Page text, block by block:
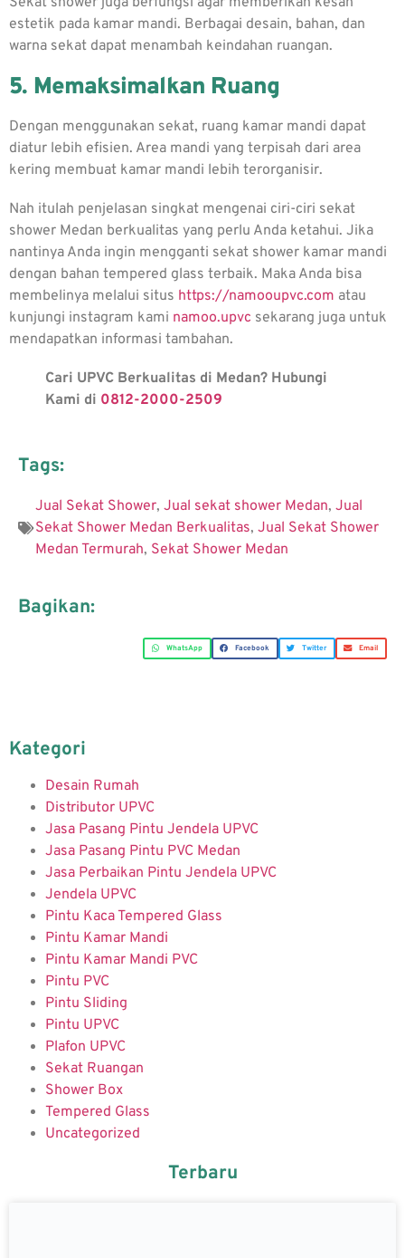
estetik pada kamar mandi. Berbagai desain, bahan, dan
warna sekat dapat menambah keindahan ruangan.
5. Memaksimalkan Ruang
Dengan menggunakan sekat, ruang kamar mandi dapat
diatur lebih efisien. Area mandi yang terpisah dari area
kering membuat kamar mandi lebih terorganisir.
Nah itulah penjelasan singkat mengenai ciri-ciri sekat
shower Medan berkualitas yang perlu Anda ketahui. Jika
nantinya Anda ingin mengganti sekat shower kamar mandi
dengan bahan tempered glass terbaik. Maka Anda bisa
membelinya melalui situs https://namooupvc.com atau
kunjungi instagram kami namoo.upvc sekarang juga untuk
mendapatkan informasi tambahan.
Cari UPVC Berkualitas di Medan? Hubungi
Kami di 0812-2000-2509
Tags:
Jual Sekat Shower, Jual sekat shower Medan, Jual
Sekat Shower Medan Berkualitas, Jual Sekat Shower
Medan Termurah, Sekat Shower Medan
Bagikan:
WhatsApp Facebook Twitter Email
Kategori
Desain Rumah
Distributor UPVC
Jasa Pasang Pintu Jendela UPVC
Jasa Pasang Pintu PVC Medan
Jasa Perbaikan Pintu Jendela UPVC
Jendela UPVC
Pintu Kaca Tempered Glass
Pintu Kamar Mandi
Pintu Kamar Mandi PVC
Pintu PVC
Pintu Sliding
Pintu UPVC
Plafon UPVC
Sekat Ruangan
Shower Box
Tempered Glass
Uncategorized
Terbaru